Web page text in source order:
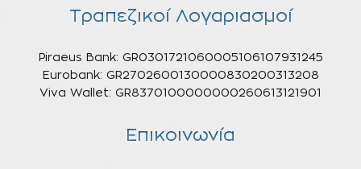
Τραπεζικοί Λογαριασμοί
Piraeus Bank: GR0301721060005106107931245
Eurobank: GR2702600130000830200313208
Viva Wallet: GR8370100000000260613121901
Επικοινωνία